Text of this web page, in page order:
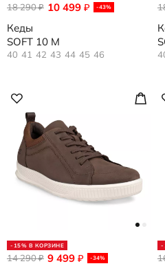
10 499 ₽ -43%
18 290₽
Кеды
SOFT 10 M
40 41 42 43 44 45 46
-15% В КОРЗИНЕ
9 499 ₽ -34%
14 290₽
-